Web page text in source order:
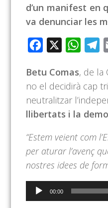
d’un manifest en
va denunciar les
Facebook
Betu Comas, de la
no el decidirà cap
neutralitzar
llibertats i la
“Estem veient com
per aturar l’avenç
nostres idees de
Reproductor
d'àudio
00:00